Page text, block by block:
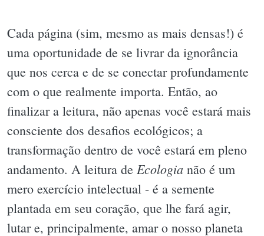
Cada página (sim, mesmo as mais densas!) é
uma oportunidade de se livrar da ignorância
que nos cerca e de se conectar profundamente
com o que realmente importa. Então, ao
finalizar a leitura, não apenas você estará mais
consciente dos desafios ecológicos; a
transformação dentro de você estará em pleno
andamento. A leitura de Ecologia não é um
mero exercício intelectual - é a semente
plantada em seu coração, que lhe fará agir,
lutar e, principalmente, amar o nosso planeta